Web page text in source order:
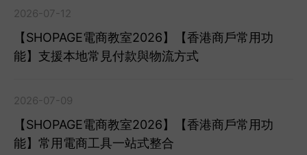
2026-07-12
【SHOPAGE電商教室2026】【香港商戶常用功
能】支援本地常見付款與物流方式
2026-07-09
【SHOPAGE電商教室2026】【香港商戶常用功
能】常用電商工具一站式整合